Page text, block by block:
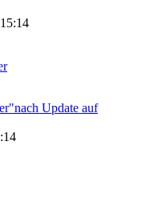
Update auf